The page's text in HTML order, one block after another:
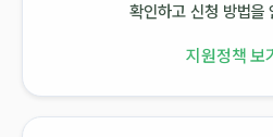
확인하고 신청 방법을
지원정책